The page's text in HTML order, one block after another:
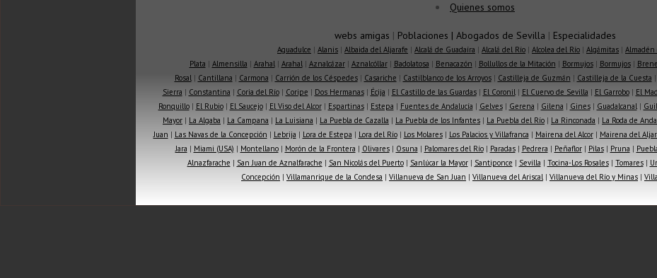
Quienes somos
webs amigas | Poblaciones | Abogados de Sevilla | Especialidades
Aguadulce | Alanis | Albaida del Aljarafe | Alcalá de Guadaíra | Alcalá del Río | Alcolea del Río | Algámitas | Almadén
Plata | Almensilla | Arahal| Arahal| Aznalcázar| Aznalcóllar| Badolatosa | Benacazón | Bollullos de la Mitación | Bormujos| Bormujos|
Rosal| Cantillana | Carmona | Carrión de los Céspedes| Casariche | Castilblanco de los Arroyos| Castilleja de Guzmán | Castilleja de la Cuesta |
Sierra | Constantina | Coria del Río| Coripe | Dos Hermanas| Écija | El Castillo de las Guardas| El Coronil| El Cuervo de Sevilla | El Garrobo| El
Ronquillo| El Rubio| El Saucejo| El Viso del Alcor| Espartinas| Estepa | Fuentes de Andalucía | Gelves| Gerena | Gilena | Gines| Guadalcanal|
Mayor | La Algaba | La Campana | La Luisiana | La Puebla de Cazalla | La Puebla de los Infantes | La Puebla del Río | La Rinconada | La Roda de
Juan | Las Navas de la Concepción | Lebrija | Lora de Estepa | Lora del Río| Los Molares| Los Palacios y Villafranca | Mairena del Alcor| Mairena del
Jara | Miami (USA) | Montellano| Morón de la Frontera | Olivares| Osuna | Palomares del Río| Paradas| Pedrera | Peñaflor| Pilas| Pruna |
Alnazfarache | San Juan de Aznalfarache | San Nicolás del Puerto| Sanlúcar la Mayor| Santiponce | Sevilla | Tocina-Los Rosales| Tomares|
Concepción | Villamanrique de la Condesa | Villanueva de San Juan | Villanueva del Ariscal| Villanueva del Río y Minas |